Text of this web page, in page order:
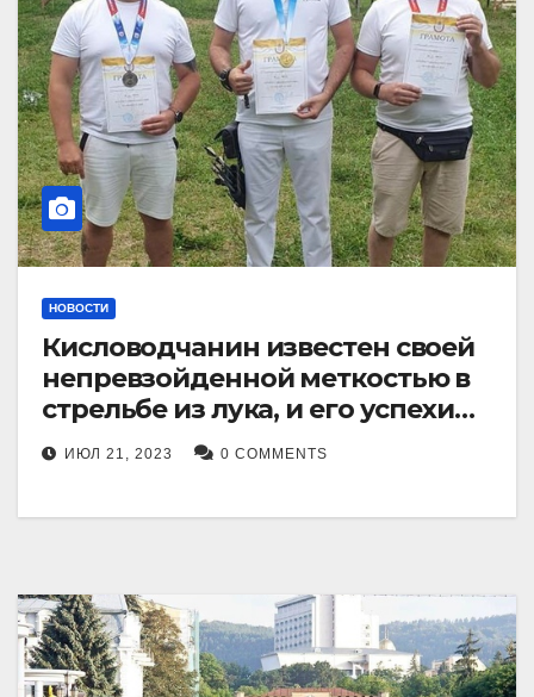
НОВОСТИ
Кисловодчанин известен своей
непревзойденной меткостью в
стрельбе из лука, и его успехи
прославили его в
Ставропольском крае.
ИЮЛ 21, 2023 0 COMMENTS